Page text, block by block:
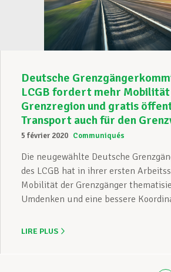
Deutsche
LCGB fordert mehr
Grenzregion und gratis
Transport auch für den
5 février 2020 Communiqués
Die neugewählte Deutsche
des LCGB hat in ihrer ersten
Mobilität der Grenzgänger
Umdenken und eine bessere
LIRE PLUS